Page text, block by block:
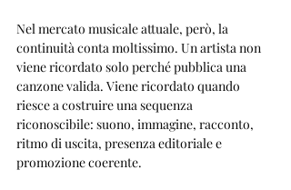
Nel mercato musicale attuale, però, la
continuità conta moltissimo. Un artista non
viene ricordato solo perché pubblica una
canzone valida. Viene ricordato quando
riesce a costruire una sequenza
riconoscibile: suono, immagine, racconto,
ritmo di uscita, presenza editoriale e
promozione coerente.